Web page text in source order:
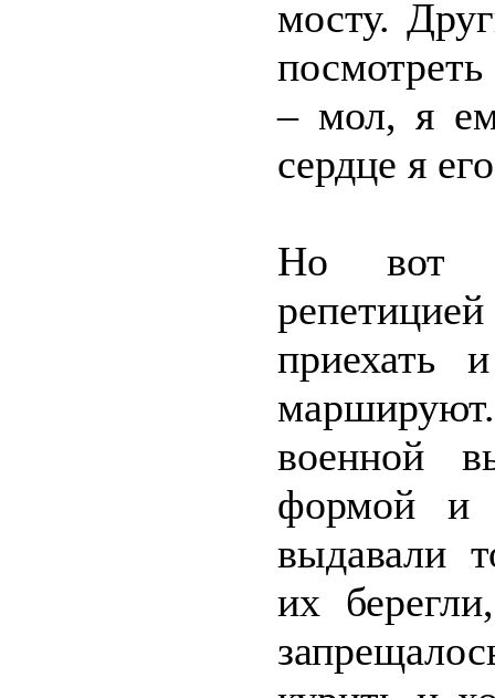
мосту.
– мол, я
сердце я
Но вот
приехать
военной
формой и
выдавали
их